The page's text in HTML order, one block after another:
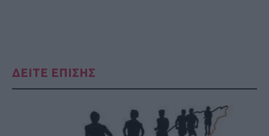
ΔΕΙΤΕ ΕΠΙΣΗΣ